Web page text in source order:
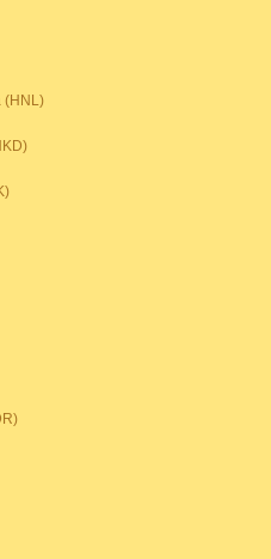
(HNL)